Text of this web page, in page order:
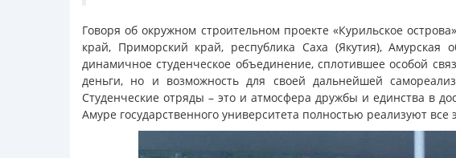
Говоря об окружном строительном проекте «Курильское
край, Приморский край, республика Саха (Якутия), Амурская
динамичное студенческое объединение, сплотившее особой
деньги, но и возможность для своей дальнейшей
Студенческие отряды – это и атмосфера дружбы и единства в
Амуре государственного университета полностью реализуют